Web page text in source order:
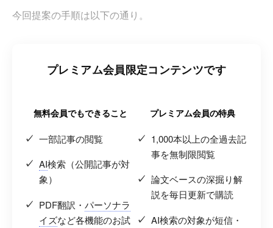
今回提案の手順は以下の通り。
プレミアム会員限定コンテンツです
無料会員でもできること
一部記事の閲覧
AI検索（公開記事が対
象）
PDF翻訳・ パーソナラ
イズなど各機能のお試
プレミアム会員の特典
1,000本以上の全過去記
事を無制限閲覧
論文ベースの深掘り解
説を毎日更新で購読
AI検索の対象が短信・